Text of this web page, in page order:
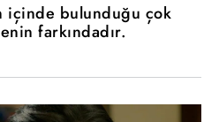
içinde bulunduğu çok
farkındadır.